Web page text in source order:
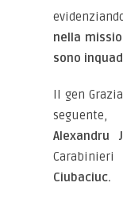
nella
sono
Il gen
Alexandru
Ciubaciuc.